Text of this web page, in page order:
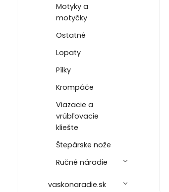
Motyky a
motyčky
Ostatné
Lopaty
Pílky
Krompáče
Viazacie a
vrúbľovacie
kliešte
Štepárske nože
Ručné náradie
vaskonaradie.sk